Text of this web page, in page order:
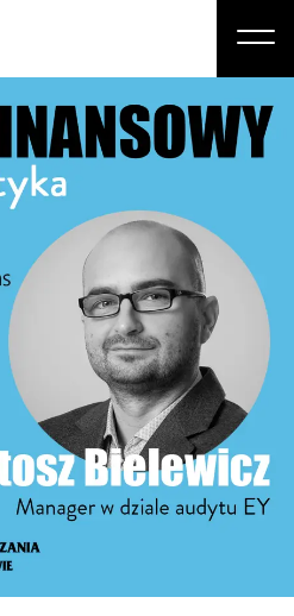
O nas
Studia podyplomowe i kursy
Kandydat
Student
Biznes
Zapisz się na studia